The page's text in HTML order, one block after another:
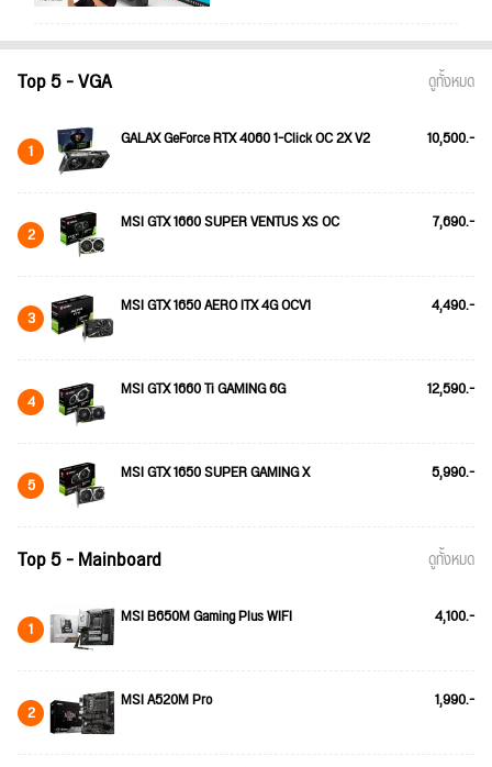
Top 5 - VGA ดูทั้งหมด
1 GALAX GeForce RTX 4060 1-Click OC 2X V2 10,500.-
2 MSI GTX 1660 SUPER VENTUS XS OC 7,690.-
3 MSI GTX 1650 AERO ITX 4G OCV1 4,490.-
4 MSI GTX 1660 Ti GAMING 6G 12,590.-
5 MSI GTX 1650 SUPER GAMING X 5,990.-
Top 5 - Mainboard ดูทั้งหมด
1 MSI B650M Gaming Plus WIFI 4,100.-
2 MSI A520M Pro 1,990.-